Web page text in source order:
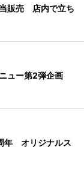
販売 店内で立ち
ュー第2弾企画
年 オリジナルス